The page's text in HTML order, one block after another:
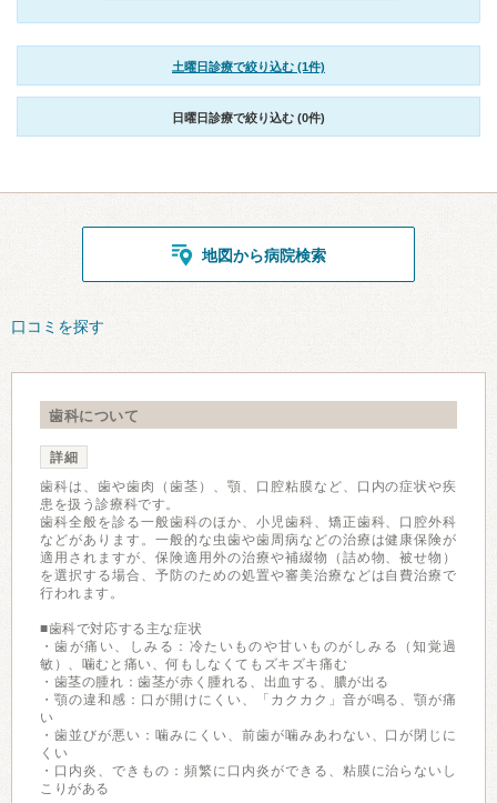
土曜日診療で絞り込む (1件)
日曜日診療で絞り込む (0件)
地図から病院検索
口コミを探す
歯科について
詳細
歯科は、歯や歯肉（歯茎）、顎、口腔粘膜など、口内の症状や疾
患を扱う診療科です。
歯科全般を診る一般歯科のほか、小児歯科、矯正歯科、口腔外科
などがあります。一般的な虫歯や歯周病などの治療は健康保険が
適用されますが、保険適用外の治療や補綴物（詰め物、被せ物）
を選択する場合、予防のための処置や審美治療などは自費治療で
行われます。
■歯科で対応する主な症状
・歯が痛い、しみる：冷たいものや甘いものがしみる（知覚過
敏）、噛むと痛い、何もしなくてもズキズキ痛む
・歯茎の腫れ：歯茎が赤く腫れる、出血する、膿が出る
・顎の違和感：口が開けにくい、「カクカク」音が鳴る、顎が痛
い
・歯並びが悪い：噛みにくい、前歯が噛みあわない、口が閉じに
くい
・口内炎、できもの：頻繁に口内炎ができる、粘膜に治らないし
こりがある